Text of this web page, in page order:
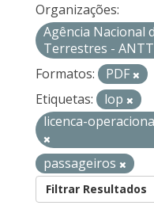
Organizações:
Agência Nacional
Terrestres - ANTT
Formatos:
PDF
Etiquetas:
lop
licenca-
passageiros
Filtrar Resultados